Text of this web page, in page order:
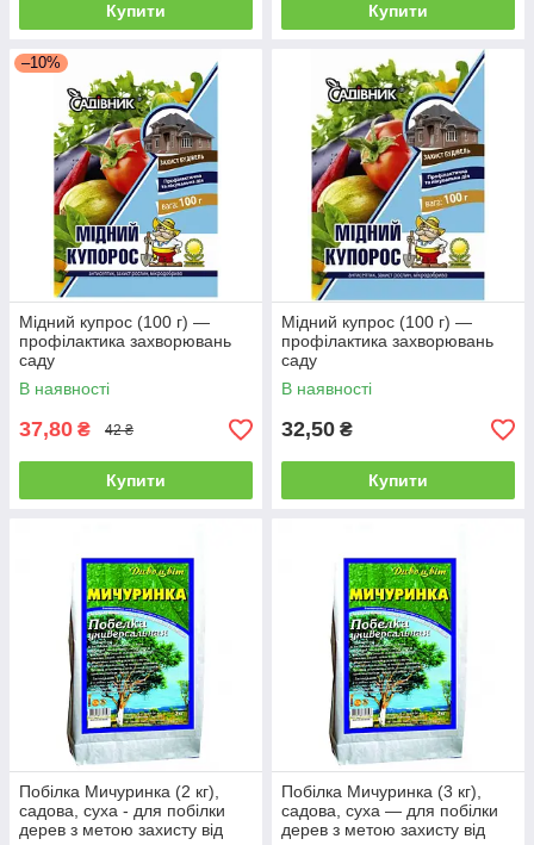
Купити Купити
–10%
Мідний купрос (100 г) —
профілактика захворювань
саду
В наявності
37,80 ₴ 42 ₴
Купити
Мідний купрос (100 г) —
профілактика захворювань
саду
В наявності
32,50 ₴
Купити
Побілка Мичуринка (2 кг),
садова, суха - для побілки
дерев з метою захисту від
Побілка Мичуринка (3 кг),
садова, суха — для побілки
дерев з метою захисту від